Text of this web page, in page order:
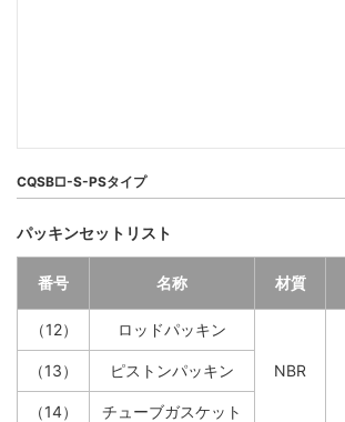
CQSB□-S-PSタイプ
パッキンセットリスト
番号 名称 材質
（12） ロッドパッキン
NBR
（13） ピストンパッキン
（14） チューブガスケット